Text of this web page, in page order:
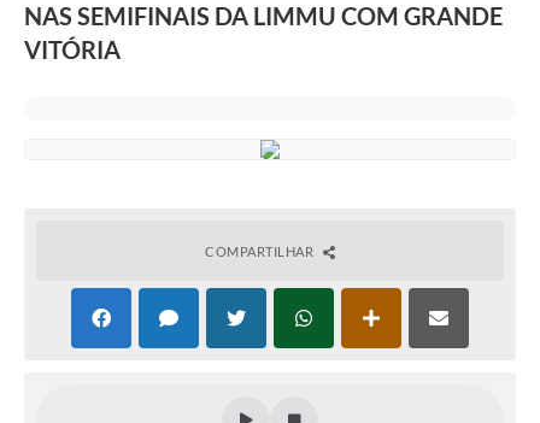
NAS SEMIFINAIS DA LIMMU COM GRANDE
VITÓRIA
COMPARTILHAR